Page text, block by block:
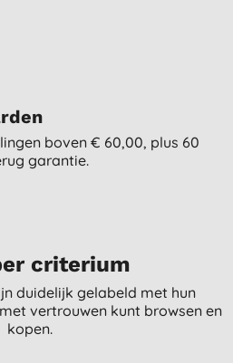
boven € 60,00, plus 60
garantie.
criterium
duidelijk gelabeld met hun
vertrouwen kunt browsen en
kopen.